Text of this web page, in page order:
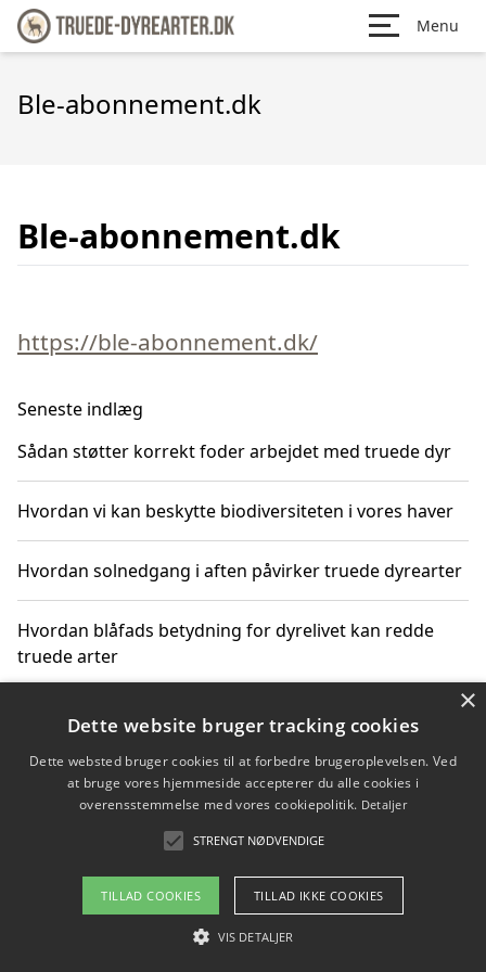
Menu
Ble-abonnement.dk
Ble-abonnement.dk
https://ble-abonnement.dk/
Seneste indlæg
Sådan støtter korrekt foder arbejdet med truede dyr
Hvordan vi kan beskytte biodiversiteten i vores haver
Hvordan solnedgang i aften påvirker truede dyrearter
Hvordan blåfads betydning for dyrelivet kan redde
truede arter
Hvordan kan gaver til unge voksne støtte bevarelsen
Copyright 2026 - Pilanto Aps
Om / kontakt
Blog Betingelser
×
Dette website bruger tracking cookies
Dette websted bruger cookies til at forbedre brugeroplevelsen. Ved
at bruge vores hjemmeside accepterer du alle cookies i
overensstemmelse med vores cookiepolitik. Detaljer
STRENGT NØDVENDIGE
TILLAD COOKIES TILLAD IKKE COOKIES
VIS DETALJER